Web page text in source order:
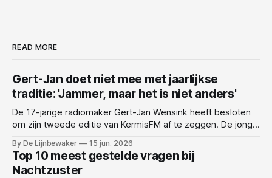
READ MORE
Gert-Jan doet niet mee met jaarlijkse
traditie: 'Jammer, maar het is niet anders'
De 17-jarige radiomaker Gert-Jan Wensink heeft besloten
om zijn tweede editie van KermisFM af te zeggen. De jonge
radiozenders en bekendstaat om zijn enthousiasme voor
het medium, laat weten dat hij dit jaar niet aanwezig zal zijn
By De Lijnbewaker 15 jun. 2026
Top 10 meest gestelde vragen bij
Nachtzuster